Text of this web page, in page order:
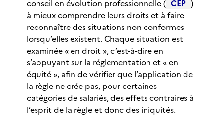
conseil en évolution professionnelle ( CEP )
à mieux comprendre leurs droits et à faire
reconnaître des situations non conformes
lorsqu’elles existent. Chaque situation est
examinée « en droit », c’est-à-dire en
s’appuyant sur la réglementation et « en
équité », afin de vérifier que l’application de
la règle ne crée pas, pour certaines
catégories de salariés, des effets contraires à
l’esprit de la règle et donc des iniquités.